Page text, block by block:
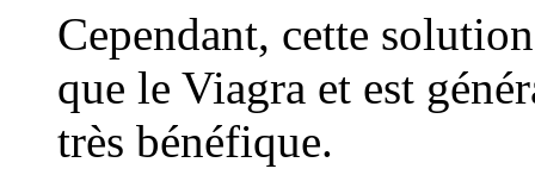
Cependant, cette
que le Viagra et est
très bénéfique.